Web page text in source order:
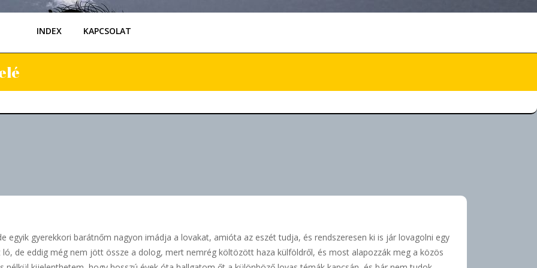
INDEX KAPCSOLAT
egyik gyerekkori barátnőm nagyon imádja a lovakat, amióta az eszét tudja, és rendszeresen ki is jár lovagolni egy
de eddig még nem jött össze a dolog, mert nemrég költözött haza külföldről, és most alapozzák meg a közös